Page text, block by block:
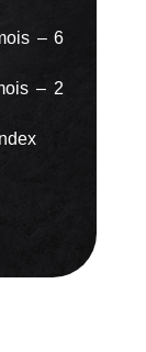
– 6
– 2